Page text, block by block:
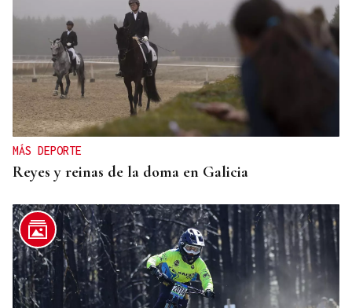
MÁS DEPORTE
Reyes y reinas de la doma en Galicia